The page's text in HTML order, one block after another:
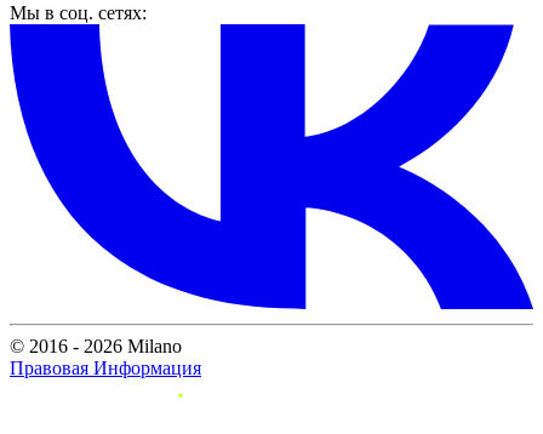
Мы в соц. сетях:
© 2016 - 2026 Milano
Правовая Информация